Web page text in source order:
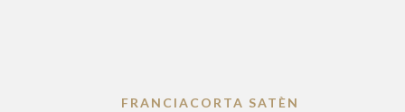
FRANCIACORTA SATÈN